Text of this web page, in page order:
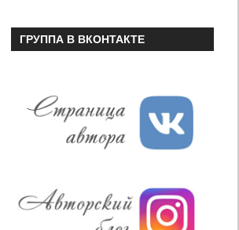
ГРУППА В ВКОНТАКТЕ